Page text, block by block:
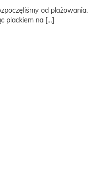
od plażowania.
plackiem na […]